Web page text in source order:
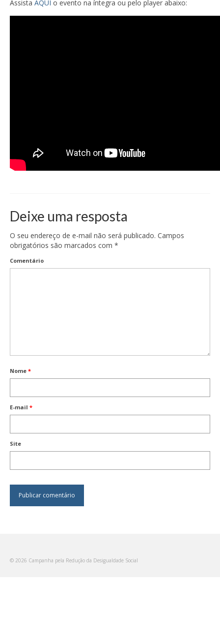
Assista AQUI o evento na íntegra ou pelo player abaixo:
Deixe uma resposta
O seu endereço de e-mail não será publicado. Campos
obrigatórios são marcados com *
Comentário
Nome *
E-mail *
Site
© 2026 Campanha pela Redução da Desigualdade Social